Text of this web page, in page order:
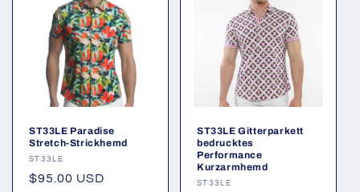
ST33LE Paradise
Stretch-Strickhemd
Anbieter:
ST33LE
Normaler
$95.00 USD
ST33LE Gitterparkett
bedrucktes
Performance
Kurzarmhemd
Anbieter:
ST33LE